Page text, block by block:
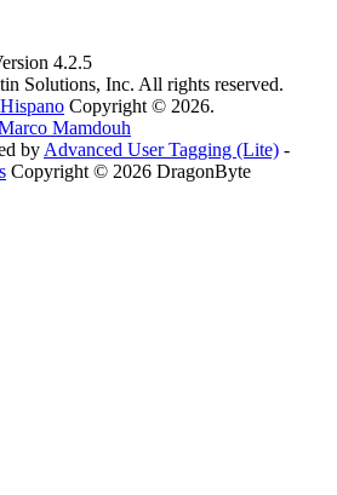
4.2.5
Solutions, Inc. All rights reserved.
Copyright © 2026.
Mamdouh
by Advanced User Tagging (Lite) -
Copyright © 2026 DragonByte